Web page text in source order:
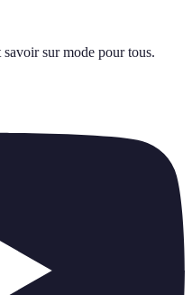
savoir sur mode pour tous.